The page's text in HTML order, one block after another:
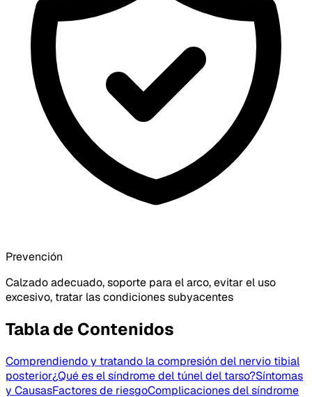
Prevención
Calzado adecuado, soporte para el arco, evitar el uso
excesivo, tratar las condiciones subyacentes
Tabla de Contenidos
Comprendiendo y tratando la compresión del nervio tibial
posterior¿Qué es el síndrome del túnel del tarso?Síntomas
y CausasFactores de riesgoComplicaciones del síndrome